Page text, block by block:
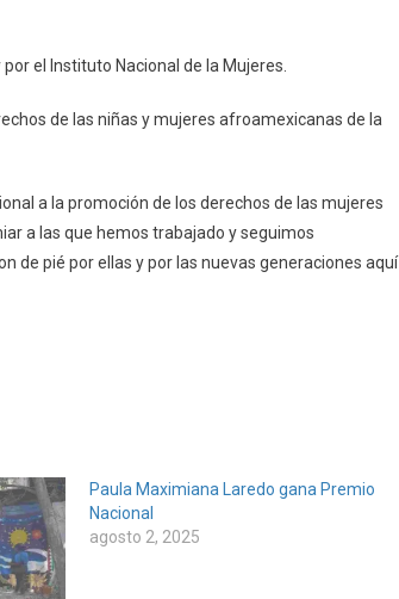
el Instituto Nacional de la Mujeres.
de las niñas y mujeres afroamexicanas de la
a la promoción de los derechos de las mujeres
a las que hemos trabajado y seguimos
de pié por ellas y por las nuevas generaciones aquí
Paula Maximiana Laredo gana Premio
Nacional
agosto 2, 2025